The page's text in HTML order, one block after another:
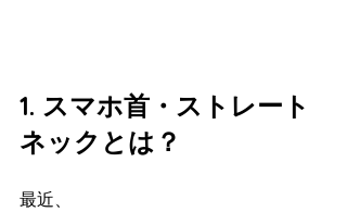
1. スマホ首・ストレート
ネックとは？
最近、